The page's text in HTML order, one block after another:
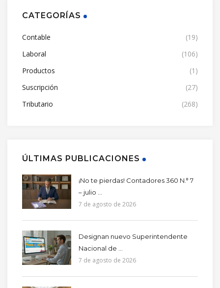
CATEGORÍAS
Contable
(19)
Laboral
(106)
Productos
(1)
Suscripción
(27)
Tributario
(268)
ÚLTIMAS PUBLICACIONES
¡No te pierdas! Contadores 360 N.° 7
– julio ...
7 de agosto de 2026
Designan nuevo Superintendente
Nacional de ...
7 de agosto de 2026